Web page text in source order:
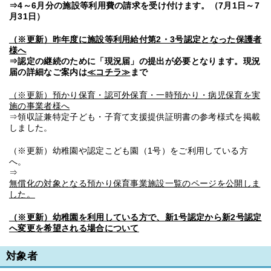
⇒4～6月分の施設等利用費の請求を受け付けます。（7月1日～7
月31日）
（※更新）昨年度に施設等利用給付第2・3号認定となった保護者
様へ
⇒認定の継続のために「現況届」の提出が必要となります。現況
届の詳細なご案内は≪コチラ≫ まで
（※更新）預かり保育・認可外保育・一時預かり・病児保育を実
施の事業者様へ
⇒領収証兼特定子ども・子育て支援提供証明書の参考様式を掲載
しました。
（※更新）幼稚園や認定こども園（1号）をご利用している方
へ。
⇒
無償化の対象となる預かり保育事業施設一覧のページを公開しま
した。
（※更新）幼稚園を利用している方で、新1号認定から新2号認定
へ変更を希望される場合について
対象者